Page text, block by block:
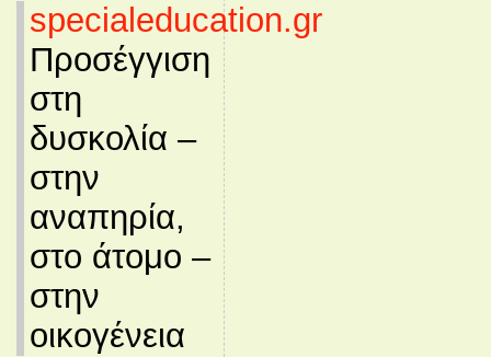
specialeducation.gr
Προσέγγιση
στη
δυσκολία –
στην
αναπηρία,
στο άτομο –
στην
οικογένεια